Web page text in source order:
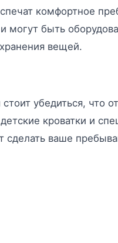
комфортное
могут быть
вещей.
убедиться, что
кроватки и
сделать ваше